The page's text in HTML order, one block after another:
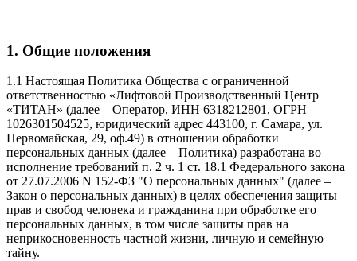
1. Общие положения
1.1 Настоящая Политика Общества с ограниченной
ответственностью «Лифтовой Производственный Центр
«ТИТАН» (далее – Оператор, ИНН 6318212801, ОГРН
1026301504525, юридический адрес 443100, г. Самара, ул.
Первомайская, 29, оф.49) в отношении обработки
персональных данных (далее – Политика) разработана во
исполнение требований п. 2 ч. 1 ст. 18.1 Федерального закона
от 27.07.2006 N 152-ФЗ "О персональных данных" (далее –
Закон о персональных данных) в целях обеспечения защиты
прав и свобод человека и гражданина при обработке его
персональных данных, в том числе защиты прав на
неприкосновенность частной жизни, личную и семейную
тайну.